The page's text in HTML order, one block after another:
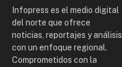
Infopress es el medio digital
del norte que ofrece
noticias, reportajes y análisis
con un enfoque regional.
Comprometidos con la